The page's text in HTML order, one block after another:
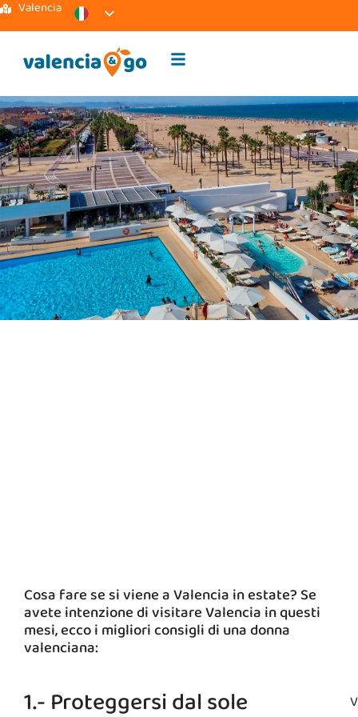
Valencia
Cosa fare se si viene a Valencia in estate? Se
avete intenzione di visitare Valencia in questi
mesi, ecco i migliori consigli di una donna
valenciana:
1.- Proteggersi dal sole